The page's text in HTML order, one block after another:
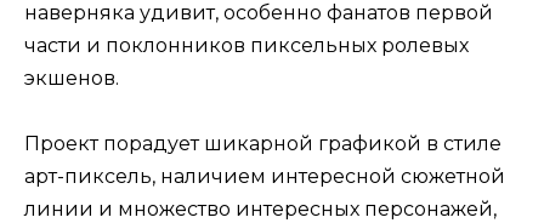
наверняка удивит, особенно фанатов первой
части и поклонников пиксельных ролевых
экшенов.
Проект порадует шикарной графикой в стиле
арт-пиксель, наличием интересной сюжетной
линии и множество интересных персонажей,